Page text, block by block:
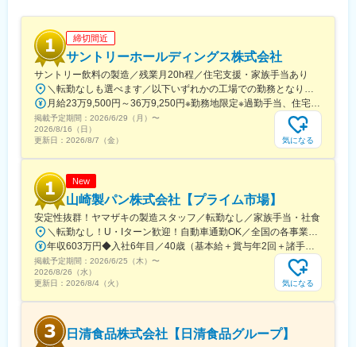
阪駅、みなと元町駅、西黒崎駅
田市駅、間内駅、豊明駅、碧南駅、野田城駅、尾張横須賀駅、萩
原駅(愛知県)、諏訪町駅、新安城駅、老津駅、須ケ口駅、北野桝塚
駅、三日市駅、田丸駅、あすなろう四日市駅、保々駅、市部駅、
南四日市駅、河芸駅、穴太駅(三重県)、高宮駅(滋賀県)、南草津
駅、近江八幡駅、唐橋前駅、水口駅、虎姫駅、近江長岡駅、愛知
川駅、石原駅(京都府)、木幡駅(京都府・京阪線)、並河駅、西大路
御池駅、東舞鶴駅、平林駅(大阪府)、放出駅、滝谷不動駅、西梅田
駅、萱島駅、新石切駅、トレードセンター前駅、高槻市駅、蛸地
駅(兵庫県)、西栗栖駅、千本駅、栄駅(兵庫県)、相野駅、大村駅(兵
庫県)、広畑駅、岡場駅、塚口駅(福知山線)、荒井駅、丹波大山
駅、伊丹駅(阪急線)、東二見駅、福崎駅、網干駅、鳴門駅、日生中
央駅、佐用駅、フラワータウン駅、西神中央駅、網引駅、マリン
パーク駅、日本へそ公園駅、武庫川団地前駅、コウノトリの郷
駅、西元町駅、播磨町駅、柏原駅(兵庫県)、宝塚駅、別府駅(兵庫
県)、篠山口駅、総合運動公園駅、平松駅、浮孔駅、学研北生駒
駅、大和小泉駅、三本松駅(奈良県)、東郡家駅、米子駅、東松江駅
植塚駅、豊浜駅、玉之江駅、山田西町駅、太刀洗駅、竹下駅、新
宮中央駅、田主丸駅、新栄町駅(福岡県)、黒崎駅、肥前麓駅、大善
締切間近
サントリーホールディングス株式会社
サントリー飲料の製造／残業月20h程／住宅支援・家族手当あり
＼転勤なしも選べます／以下いずれかの工場での勤務となります。※勤務する工場によりマイカー通勤OK※勤務地限定採用（転勤なし／「勤務地非限定」への転換も可能※規定あり）※受動喫煙対策あり■酒類工場の勤務地・武蔵野ビール工場（東京）・白州蒸溜所（山梨）・山崎蒸溜所（大阪）・栃木梓の森工場（栃木）・大阪工場（大阪）※酒類工場の採用は、サントリーホールディングス株式会社で採用後、サントリー株式会社へ在籍出向（酒類工場勤務）となります。■食品工場の勤務地・榛名工場（群馬）・多摩川工場（東京）・天然水北アルプス信濃の森工場（長野）・木曽川工場（愛知）・京都城陽工場（京都）・高砂工場（兵庫）・天然水奥大山ブナの森工場（鳥取）※食品工場の採用は、サントリーホールディングス株式会社で採用後、サントリービバレッジ＆フード株式会社に転籍し、サントリープロダクツ株式会社へ転籍出向（食品工場勤務）となります。
月給23万9,500円～36万9,250円※勤務地限定※過勤手当、住宅支援等は除く
掲載予定期間： 2026/6/29（月） 〜
2026/8/16（日）
更新日： 2026/8/7（金） 気になる
New
山崎製パン株式会社【プライム市場】
安定性抜群！ヤマザキの製造スタッフ／転勤なし／家族手当・社食
＼転勤なし！U・Iターン歓迎！自動車通勤OK／全国の各事業所から希望の事業所をお選びいただけます。＼★引越費用を最大10万円まで補助！／「新しい場所で働きたい」という方を応援します！入社に伴う転居が必要な場合は、引越費用を最大10万円まで会社が補助。新生活のスタートをサポートします！制度の詳細については、お気軽にご相談ください！
年収603万円◆入社6年目／40歳（基本給＋賞与年2回＋諸手当＋残業・深夜手当） 年収499万円◆入社1年目／35歳（基本給＋賞与年2回＋諸手当＋残業・深夜手当）
掲載予定期間： 2026/6/25（木） 〜
2026/8/26（水）
更新日： 2026/8/4（火） 気になる
日清食品株式会社【日清食品グループ】